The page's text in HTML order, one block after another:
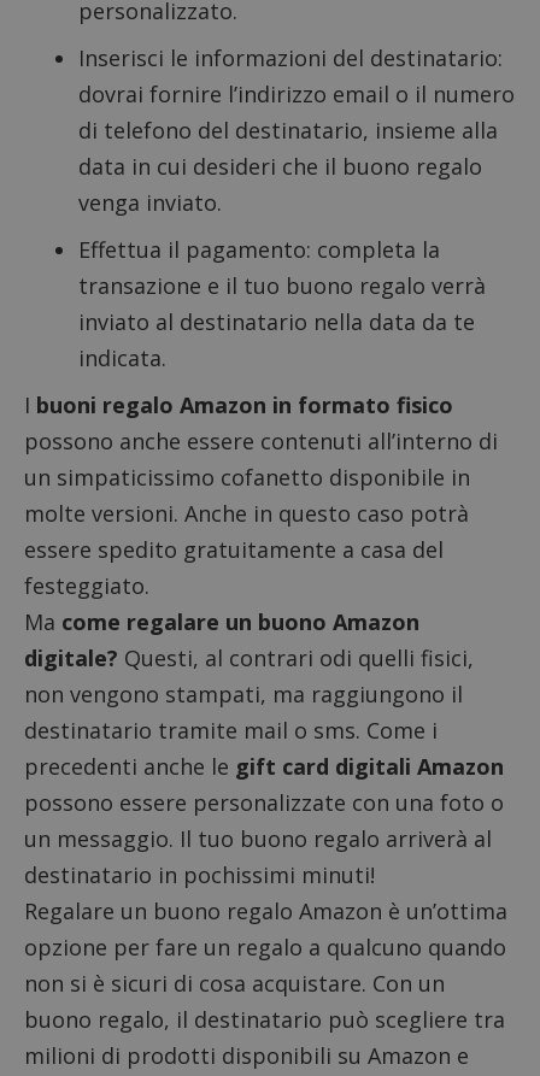
personalizzato.
Inserisci le informazioni del destinatario:
dovrai fornire l’indirizzo email o il numero
di telefono del destinatario, insieme alla
data in cui desideri che il buono regalo
venga inviato.
Effettua il pagamento: completa la
transazione e il tuo buono regalo verrà
inviato al destinatario nella data da te
indicata.
I buoni regalo Amazon in formato fisico
possono anche essere contenuti all’interno di
un simpaticissimo cofanetto disponibile in
molte versioni. Anche in questo caso potrà
essere spedito gratuitamente a casa del
festeggiato.
Ma come regalare un buono Amazon
digitale? Questi, al contrari odi quelli fisici,
non vengono stampati, ma raggiungono il
destinatario tramite mail o sms. Come i
precedenti anche le gift card digitali Amazon
possono essere personalizzate con una foto o
un messaggio. Il tuo buono regalo arriverà al
destinatario in pochissimi minuti!
Regalare un buono regalo Amazon è un’ottima
opzione per fare un regalo a qualcuno quando
non si è sicuri di cosa acquistare. Con un
buono regalo, il destinatario può scegliere tra
milioni di prodotti disponibili su Amazon e